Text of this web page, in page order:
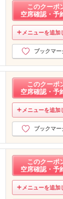
このクーポ
空席確認・予
メニューを追加
ブックマー
このクーポ
空席確認・予
メニューを追加
ブックマー
このクーポ
空席確認・予
メニューを追加